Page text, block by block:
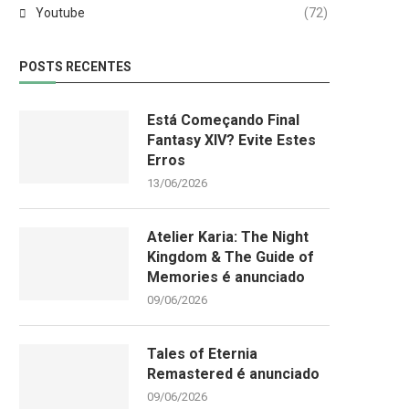
Youtube (72)
POSTS RECENTES
Está Começando Final
Fantasy XIV? Evite Estes
Erros
13/06/2026
Atelier Karia: The Night
Kingdom & The Guide of
Memories é anunciado
09/06/2026
Tales of Eternia
Remastered é anunciado
09/06/2026